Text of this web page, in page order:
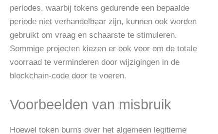
periodes, waarbij tokens gedurende een bepaalde
periode niet verhandelbaar zijn, kunnen ook worden
gebruikt om vraag en schaarste te stimuleren.
Sommige projecten kiezen er ook voor om de totale
voorraad te verminderen door wijzigingen in de
blockchain-code door te voeren.
Voorbeelden van misbruik
Hoewel token burns over het algemeen legitieme